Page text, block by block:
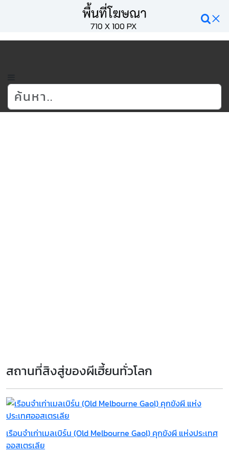
สถานที่สิงสู่ของผีเฮี้ยนทั่วโลก
เรือนจำเก่าเมลเบิร์น (Old Melbourne Gaol) คุกขังผี แห่งประเทศ
ออสเตรเลีย